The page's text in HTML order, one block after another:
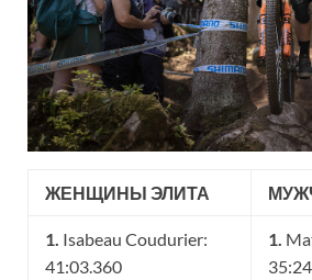
ЖЕНЩИНЫ ЭЛИТА
1. Isabeau Coudurier:
41:03.360
1.